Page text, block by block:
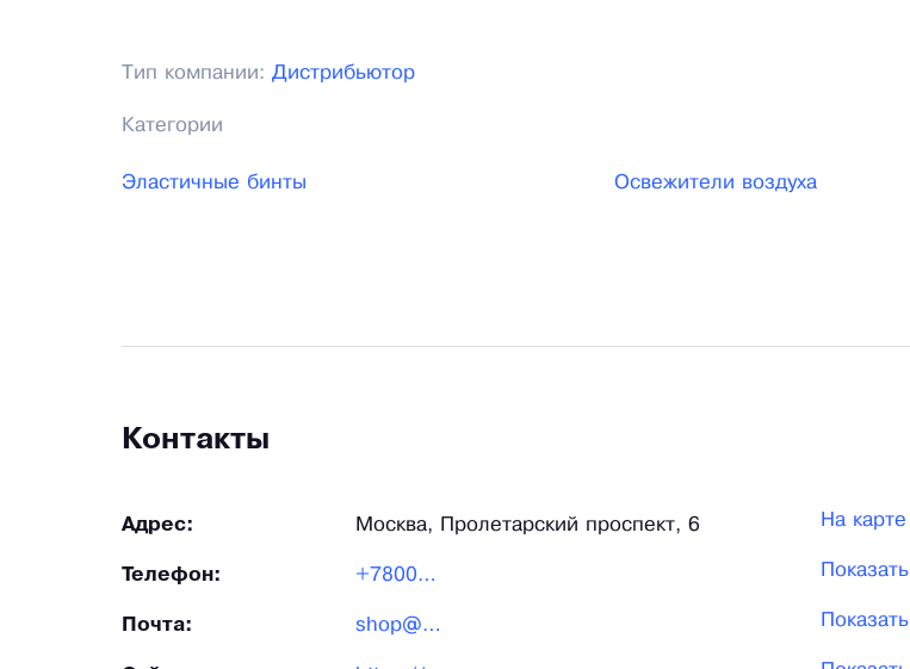
Тип компании: Дистрибьютор
Категории
Эластичные бинты Освежители воздуха
Контакты
Адрес: Москва, Пролетарский проспект, 6 На карте
Телефон: +7800550-48-88 Показать
Почта: shop@888-plus.ru Показать